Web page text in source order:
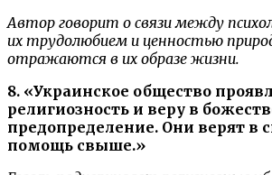
Автор говорит о связи между
их трудолюбием и ценностью
отражаются в их образе жизни.
8. «Украинское общество
религиозность и веру в
предопределение. Они верят в
помощь свыше.»